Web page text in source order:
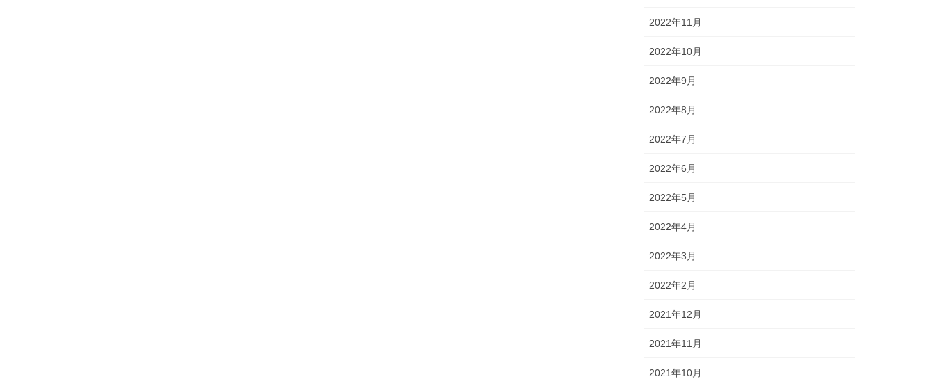
2022年11月
2022年10月
2022年9月
2022年8月
2022年7月
2022年6月
2022年5月
2022年4月
2022年3月
2022年2月
2021年12月
2021年11月
2021年10月